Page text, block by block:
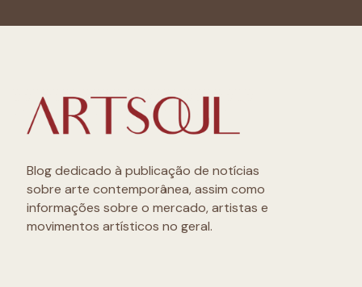
Blog dedicado à publicação de notícias
sobre arte contemporânea, assim como
informações sobre o mercado, artistas e
movimentos artísticos no geral.